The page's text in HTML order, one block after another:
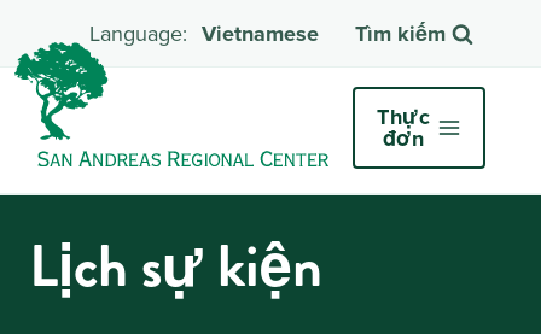
Vietnamese Tìm kiếm
Thực
đơn
Lịch sự kiện